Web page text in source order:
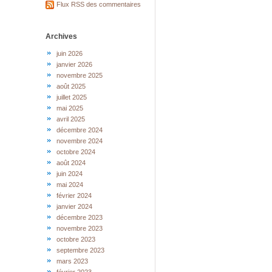
Flux RSS des commentaires
Archives
juin 2026
janvier 2026
novembre 2025
août 2025
juillet 2025
mai 2025
avril 2025
décembre 2024
novembre 2024
octobre 2024
août 2024
juin 2024
mai 2024
février 2024
janvier 2024
décembre 2023
novembre 2023
octobre 2023
septembre 2023
mars 2023